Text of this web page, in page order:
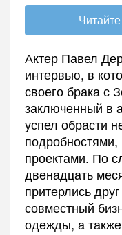
Актер Павел
интервью, в
своего брака с
заключенный в
успел обрасти
проектами. По
двенадцать
притерлись
совместный
одежды, а также